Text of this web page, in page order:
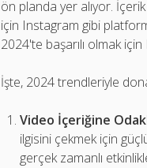
ön planda yer alıyor.
için Instagram gibi
2024'te başarılı olmak
İşte, 2024 trendleriyle
Video İçeriğine
ilgisini çekmek için
gerçek zamanlı